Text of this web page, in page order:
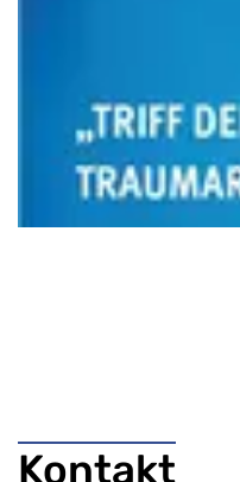
Kontakt